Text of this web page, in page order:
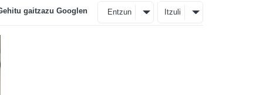
gaitzazu Googlen Entzun Itzuli